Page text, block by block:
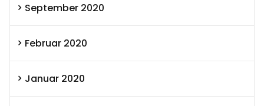
September 2020
Februar 2020
Januar 2020